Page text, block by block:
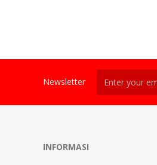
Newsletter
INFORMASI